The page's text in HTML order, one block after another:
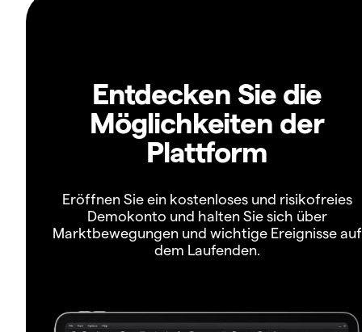
Entdecken Sie die
Möglichkeiten der
Plattform
Eröffnen Sie ein kostenloses und risikofreies
Demokonto und halten Sie sich über
Marktbewegungen und wichtige Ereignisse auf
dem Laufenden.